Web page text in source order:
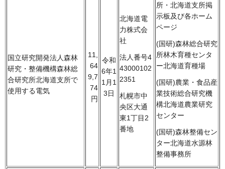
国立研究開発法人森林
研究・整備機構森林総
合研究所北海道支所で
使用する電気
11,
64
9,7
74
円
令和
6年1
1月1
3日
北海道電
力株式会
社
法人番号4
43000102
2351
札幌市中
央区大通
東1丁目2
番地
所・北海道支所掲
示板及び各ホーム
ページ
(国研)森林総合研究
所林木育種センタ
ー北海道育種場
(国研)農業・食品産
業技術総合研究機
構北海道農業研究
センター
(国研)森林整備セン
ター北海道水源林
整備事務所